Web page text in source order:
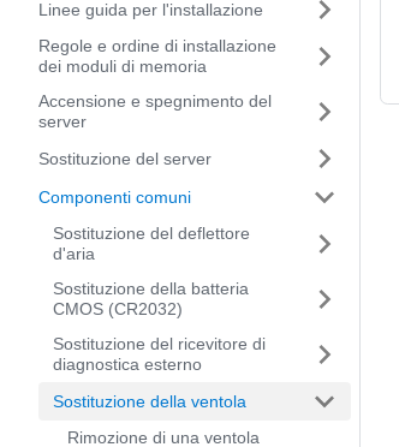
Linee guida per l'installazione
Regole e ordine di installazione
dei moduli di memoria
Accensione e spegnimento del
server
Sostituzione del server
Componenti comuni
Sostituzione del deflettore
d'aria
Sostituzione della batteria
CMOS (CR2032)
Sostituzione del ricevitore di
diagnostica esterno
Sostituzione della ventola
Rimozione di una ventola